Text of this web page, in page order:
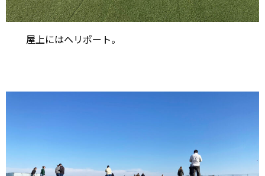
屋上にはヘリポート。